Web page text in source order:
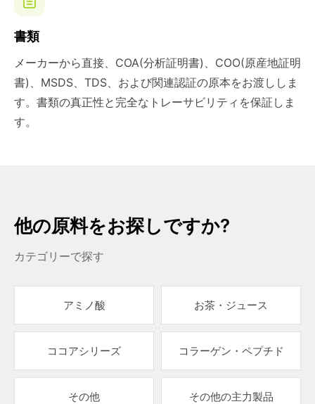
書類
メーカーから直接、COA(分析証明書)、COO(原産地証明
書)、MSDS、TDS、および関連認証の原本をお渡ししま
す。書類の真正性と完全なトレーサビリティを保証しま
す。
他の原料をお探しですか?
カテゴリーで探す
アミノ酸 お茶・ジュース
ココアシリーズ コラーゲン・ペプチド
その他 その他の主力製品